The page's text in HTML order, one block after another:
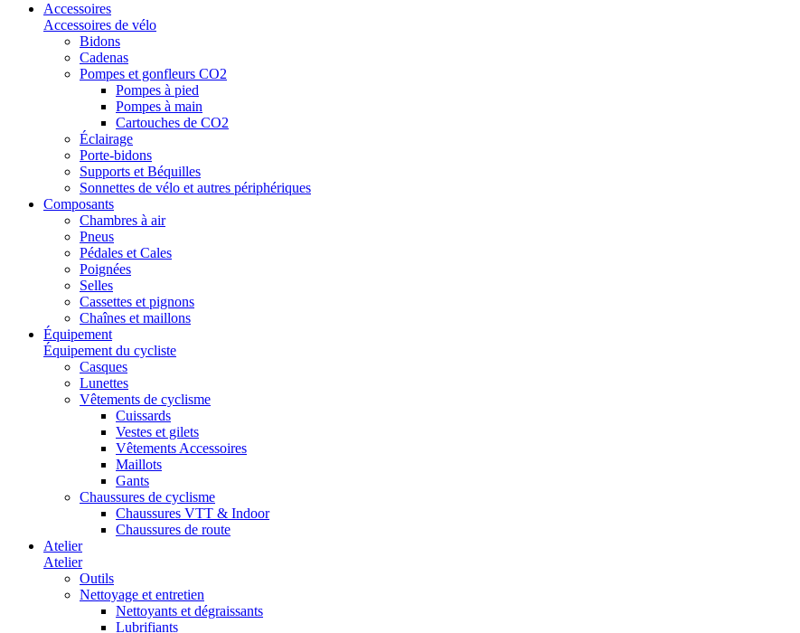
Accessoires
Accessoires de vélo
Bidons
Cadenas
Pompes et gonfleurs CO2
Pompes à pied
Pompes à main
Cartouches de CO2
Éclairage
Porte-bidons
Supports et Béquilles
Sonnettes de vélo et autres périphériques
Composants
Chambres à air
Pneus
Pédales et Cales
Poignées
Selles
Cassettes et pignons
Chaînes et maillons
Équipement
Équipement du cycliste
Casques
Lunettes
Vêtements de cyclisme
Cuissards
Vestes et gilets
Vêtements Accessoires
Maillots
Gants
Chaussures de cyclisme
Chaussures VTT & Indoor
Chaussures de route
Atelier
Atelier
Outils
Nettoyage et entretien
Nettoyants et dégraissants
Lubrifiants